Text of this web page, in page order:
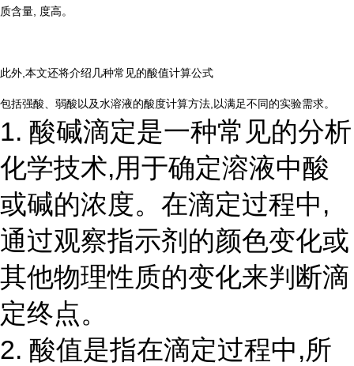
质含量, 度高。
此外,本文还将介绍几种常见的酸值计算公式
包括强酸、弱酸以及水溶液的酸度计算方法,以满足不同的实验需求。
1. 酸碱滴定是一种常见的分析
化学技术,用于确定溶液中酸
或碱的浓度。在滴定过程中,
通过观察指示剂的颜色变化或
其他物理性质的变化来判断滴
定终点。
2. 酸值是指在滴定过程中,所